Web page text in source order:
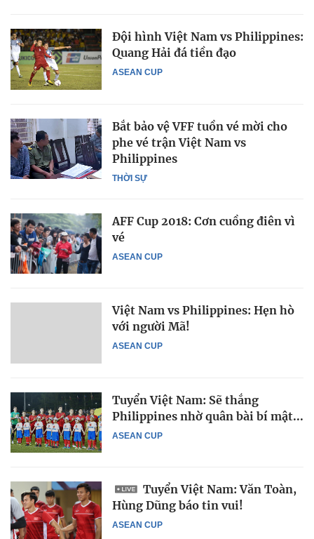
ASEAN CUP
Đội hình Việt Nam vs Philippines:
Quang Hải đá tiền đạo
THỜI SỰ
Bắt bảo vệ VFF tuồn vé mời cho
phe vé trận Việt Nam vs
Philippines
ASEAN CUP
AFF Cup 2018: Cơn cuồng điên vì
vé
ASEAN CUP
Việt Nam vs Philippines: Hẹn hò
với người Mã!
ASEAN CUP
Tuyển Việt Nam: Sẽ thắng
Philippines nhờ quân bài bí mật...
ASEAN CUP
Tuyển Việt Nam: Văn Toàn,
Hùng Dũng báo tin vui!